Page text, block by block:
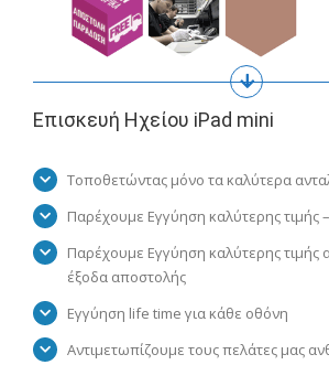
Επισκευή Ηχείου iPad mini
Τοποθετώντας μόνο τα καλύτερα
Παρέχουμε Εγγύηση καλύτερης τιμής
Παρέχουμε Εγγύηση καλύτερης τιμής
έξοδα αποστολής
Εγγύηση life time για κάθε οθόνη
Αντιμετωπίζουμε τους πελάτες μας